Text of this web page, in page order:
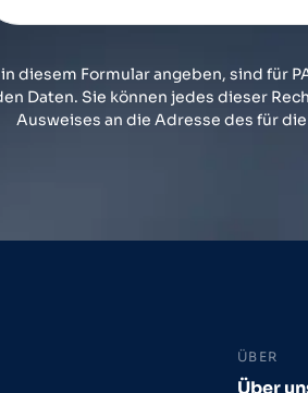
diesem Formular angeben, sind für
Daten. Sie können jedes dieser
Ausweises an die Adresse des für
ÜBER
Über